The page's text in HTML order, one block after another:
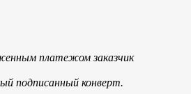
платежом заказчик
подписанный конверт.